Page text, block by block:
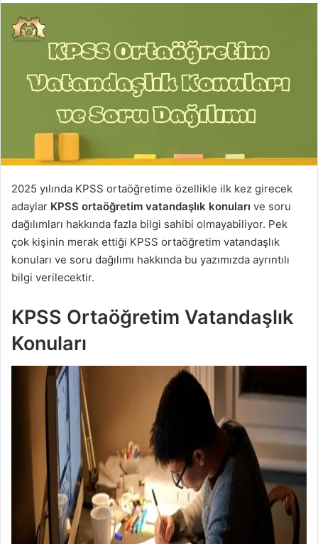
2025 yılında KPSS ortaöğretime özellikle ilk kez girecek
adaylar KPSS ortaöğretim vatandaşlık konuları ve soru
dağılımları hakkında fazla bilgi sahibi olmayabiliyor. Pek
çok kişinin merak ettiği KPSS ortaöğretim vatandaşlık
konuları ve soru dağılımı hakkında bu yazımızda ayrıntılı
bilgi verilecektir.
KPSS Ortaöğretim Vatandaşlık
Konuları